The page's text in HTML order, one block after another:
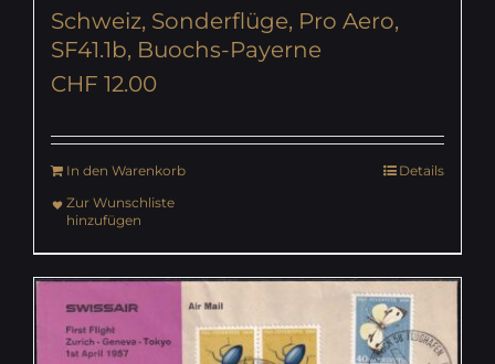
Schweiz, Sonderflüge, Pro Aero,
SF41.1b, Buochs-Payerne
CHF 12.00
In den Warenkorb
Details
Zur Wunschliste
hinzufügen